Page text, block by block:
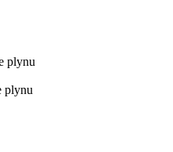
plynu
plynu